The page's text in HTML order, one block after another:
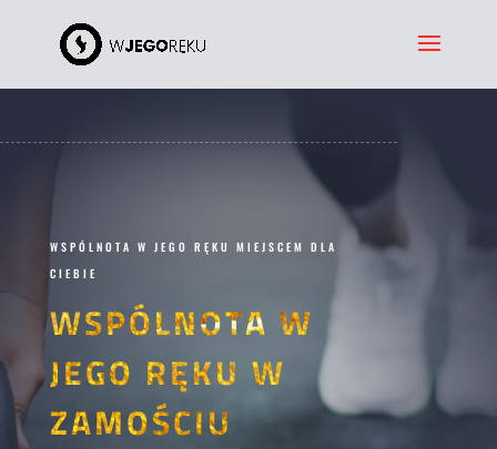
WSPÓLNOTA W JEGO RĘKU MIEJSCEM DLA
CIEBIE
WSPÓLNOTA W
JEGO RĘKU W
ZAMOŚCIU